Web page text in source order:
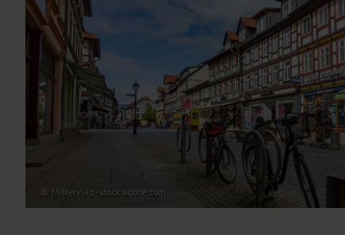
© Mistervlad - stock.adobe.com